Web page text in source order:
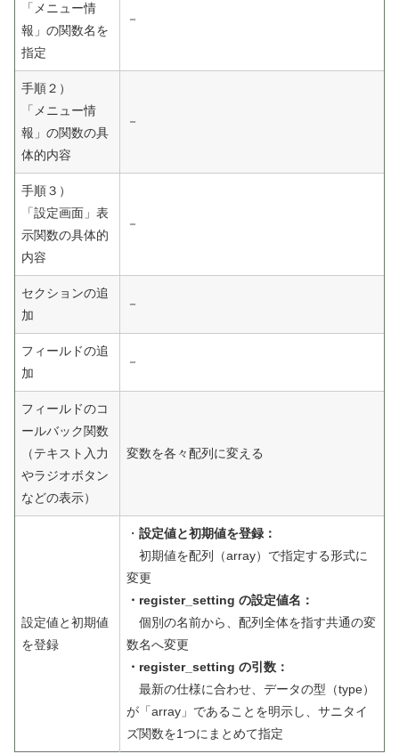
「メニュー情
報」の関数名を
指定
－
手順２）
「メニュー情
報」の関数の具
体的内容
－
手順３）
「設定画面」表
示関数の具体的
内容
－
セクションの追
加
－
フィールドの追
加
－
フィールドのコ
ールバック関数
（テキスト入力
やラジオボタン
などの表示）
変数を各々配列に変える
設定値と初期値
を登録
・設定値と初期値を登録：
初期値を配列（array）で指定する形式に
変更
・register_setting の設定値名：
個別の名前から、配列全体を指す共通の変
数名へ変更
・register_setting の引数：
最新の仕様に合わせ、データの型（type）
が「array」であることを明示し、サニタイ
ズ関数を1つにまとめて指定